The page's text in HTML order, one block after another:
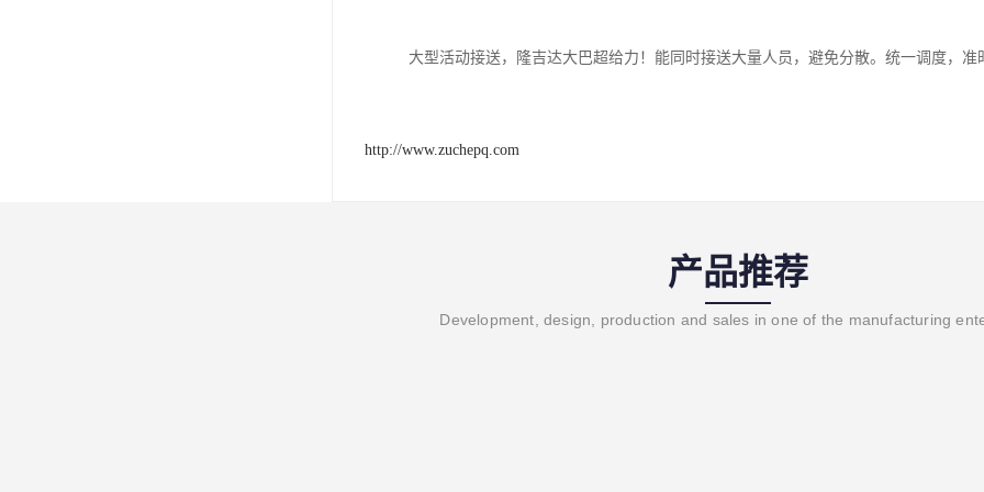
大型活动接送，隆吉达大巴超给力！能同时接送大量人员，避免分散。统一调度，准
http://www.zuchepq.com
产品推荐
Development, design, production and sales in one of the manufacturing